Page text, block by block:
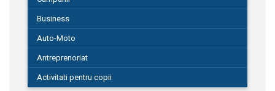
Business
Auto-Moto
Antreprenoriat
Activitati pentru copii